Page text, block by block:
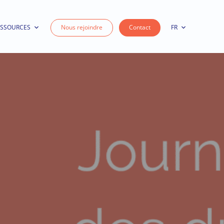
Nous rejoindre Contact FR